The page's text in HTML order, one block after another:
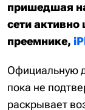
пришедшая
сети активно
преемнике,
Официальную
пока не
раскрывает